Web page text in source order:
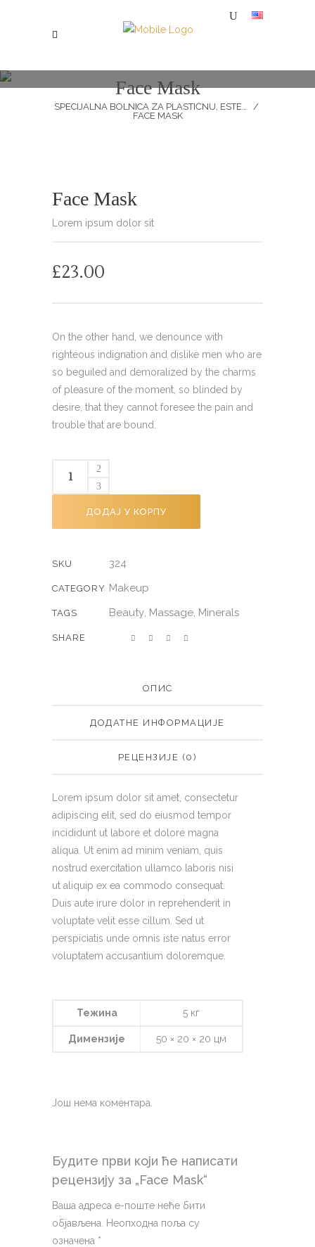
Face Mask
/
FACE MASK
Face Mask
Lorem ipsum dolor sit
£23.00
On the other hand, we denounce with
righteous indignation and dislike men who are
so beguiled and demoralized by the charms
of pleasure of the moment, so blinded by
desire, that they cannot foresee the pain and
trouble that are bound.
ДОДАЈ У КОРПУ
SKU 324
CATEGORY Makeup
TAGS Beauty Massage Minerals
SHARE
ОПИС
ДОДАТНЕ ИНФОРМАЦИЈЕ
РЕЦЕНЗИЈЕ (0)
Lorem ipsum dolor sit amet, consectetur
adipiscing elit, sed do eiusmod tempor
incididunt ut labore et dolore magna
aliqua. Ut enim ad minim veniam, quis
nostrud exercitation ullamco laboris nisi
ut aliquip ex ea commodo consequat.
Duis aute irure dolor in reprehenderit in
voluptate velit esse cillum. Sed ut
perspiciatis unde omnis iste natus error
voluptatem accusantium doloremque.
Тежина 5 кг
Димензије 50 × 20 × 20 цм
Још нема коментара.
Будите први који ће написати
рецензију за „Face Mask“
Ваша адреса е-поште неће бити
објављена.
Неопходна поља су
означена *